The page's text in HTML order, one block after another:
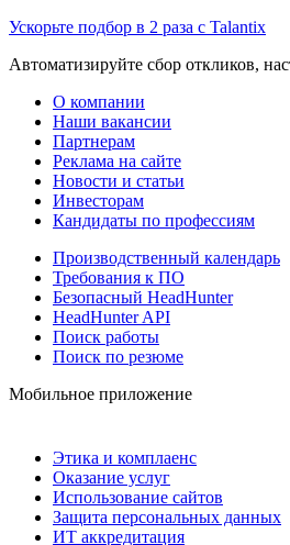
Ускорьте подбор в 2 раза с Talantix
Автоматизируйте сбор откликов,
О компании
Наши вакансии
Партнерам
Реклама на сайте
Новости и статьи
Инвесторам
Кандидаты по профессиям
Производственный календарь
Требования к ПО
Безопасный HeadHunter
HeadHunter API
Поиск работы
Поиск по резюме
Мобильное приложение
Этика и комплаенс
Оказание услуг
Использование сайтов
Защита персональных данных
ИТ аккредитация